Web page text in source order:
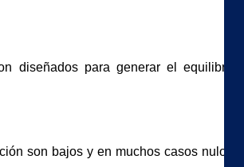
diseñados para generar el equilibrio
son bajos y en muchos casos nulos.